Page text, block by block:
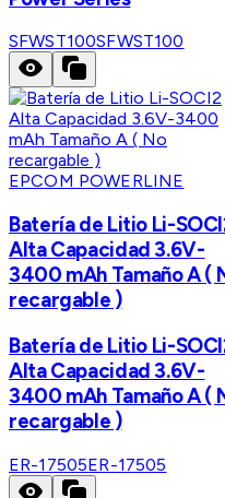
SFWST100SFWST100
EPCOM POWERLINE
Batería de Litio Li-
Alta Capacidad 3.6V-
3400 mAh Tamaño A (
recargable )
Batería de Litio Li-
Alta Capacidad 3.6V-
3400 mAh Tamaño A (
recargable )
ER-17505ER-17505